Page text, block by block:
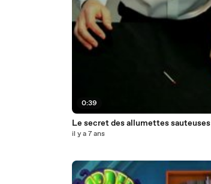
0:39
Le secret des allumettes sauteuses
il y a 7 ans